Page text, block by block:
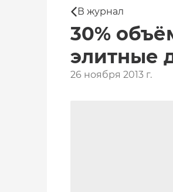
В журнал
30%
элитные
26 ноября 2013 г.